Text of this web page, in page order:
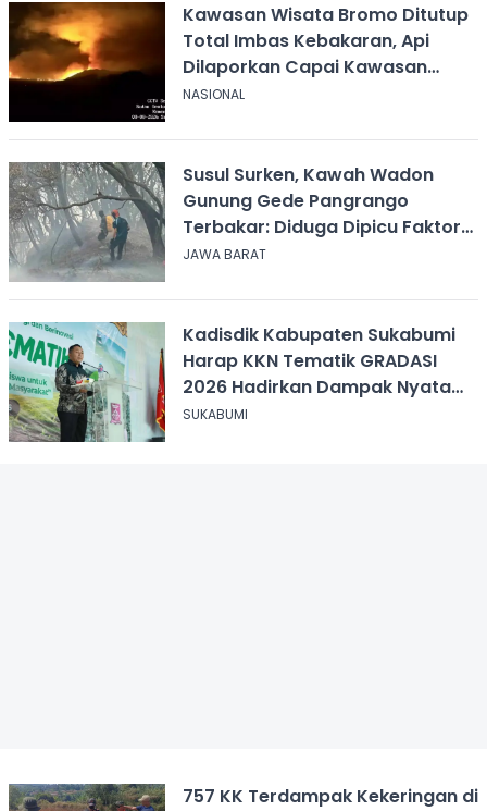
Kawasan Wisata Bromo Ditutup
Total Imbas Kebakaran, Api
Dilaporkan Capai Kawasan
Sabana
NASIONAL
Susul Surken, Kawah Wadon
Gunung Gede Pangrango
Terbakar: Diduga Dipicu Faktor
Alam
JAWA BARAT
Kadisdik Kabupaten Sukabumi
Harap KKN Tematik GRADASI
2026 Hadirkan Dampak Nyata
bagi Masyarakat
SUKABUMI
757 KK Terdampak Kekeringan di